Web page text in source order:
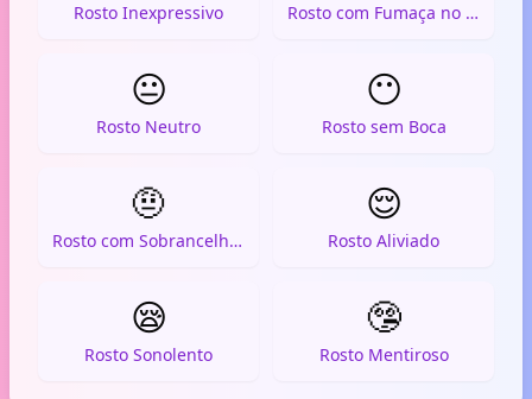
Rosto Inexpressivo Rosto com Fumaça no Nariz
😐
Rosto Neutro
😶
Rosto sem Boca
🤨
Rosto com Sobrancelha Levantada
😌
Rosto Aliviado
😪
Rosto Sonolento
🤥
Rosto Mentiroso